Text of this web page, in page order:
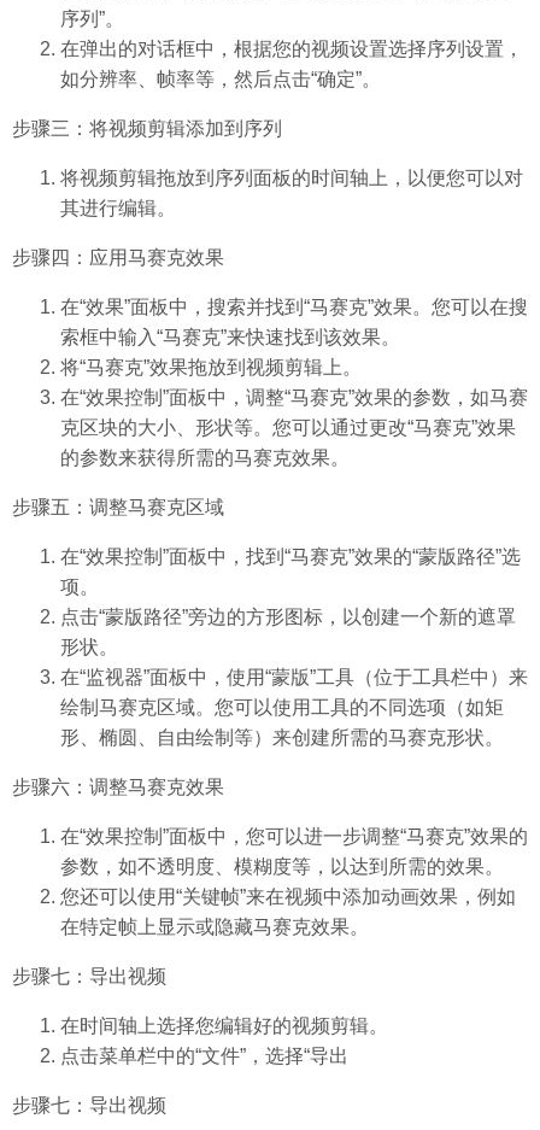
序列”。
在弹出的对话框中，根据您的视频设置选择序列设置，
如分辨率、帧率等，然后点击“确定”。
步骤三：将视频剪辑添加到序列
将视频剪辑拖放到序列面板的时间轴上，以便您可以对
其进行编辑。
步骤四：应用马赛克效果
在“效果”面板中，搜索并找到“马赛克”效果。您可以在搜
索框中输入“马赛克”来快速找到该效果。
将“马赛克”效果拖放到视频剪辑上。
在“效果控制”面板中，调整“马赛克”效果的参数，如马赛
克区块的大小、形状等。您可以通过更改“马赛克”效果
的参数来获得所需的马赛克效果。
步骤五：调整马赛克区域
在“效果控制”面板中，找到“马赛克”效果的“蒙版路径”选
项。
点击“蒙版路径”旁边的方形图标，以创建一个新的遮罩
形状。
在“监视器”面板中，使用“蒙版”工具（位于工具栏中）来
绘制马赛克区域。您可以使用工具的不同选项（如矩
形、椭圆、自由绘制等）来创建所需的马赛克形状。
步骤六：调整马赛克效果
在“效果控制”面板中，您可以进一步调整“马赛克”效果的
参数，如不透明度、模糊度等，以达到所需的效果。
您还可以使用“关键帧”来在视频中添加动画效果，例如
在特定帧上显示或隐藏马赛克效果。
步骤七：导出视频
在时间轴上选择您编辑好的视频剪辑。
点击菜单栏中的“文件”，选择“导出
步骤七：导出视频